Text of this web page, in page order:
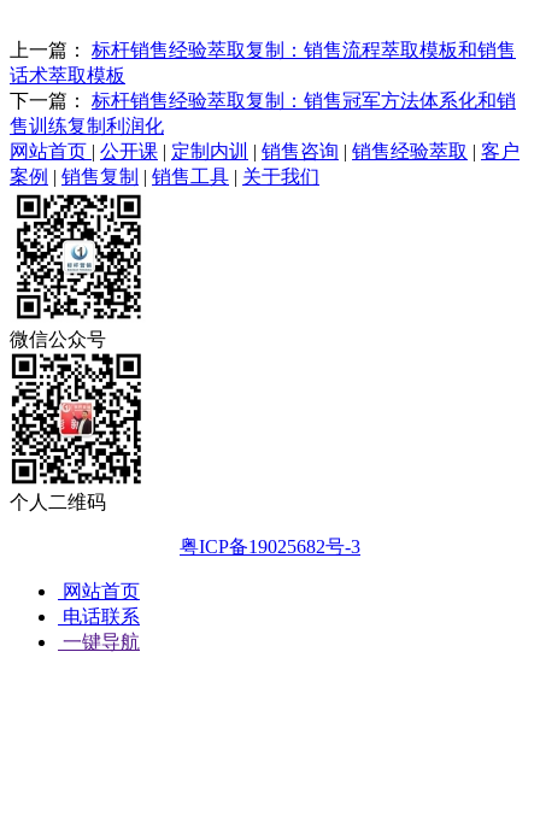
上一篇： 标杆销售经验萃取复制：销售流程萃取模板和销售
话术萃取模板
下一篇： 标杆销售经验萃取复制：销售冠军方法体系化和销
售训练复制利润化
网站首页 | 公开课 | 定制内训 | 销售咨询 | 销售经验萃取 | 客户
案例 | 销售复制 | 销售工具 | 关于我们
微信公众号
个人二维码
粤ICP备19025682号-3
网站首页
电话联系
一键导航